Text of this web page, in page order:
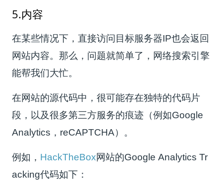
5.内容
在某些情况下，直接访问目标服务器IP也会返回
网站内容。那么，问题就简单了，网络搜索引擎
能帮我们大忙。
在网站的源代码中，很可能存在独特的代码片
段，以及很多第三方服务的痕迹（例如Google
Analytics，reCAPTCHA）。
例如， HackTheBox网站的Google Analytics Tr
acking代码如下：